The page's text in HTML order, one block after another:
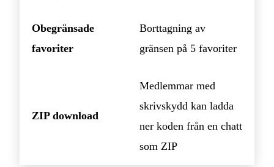
Obegränsade
favoriter
Borttagning av
gränsen på 5 favoriter
ZIP download
Medlemmar med
skrivskydd kan ladda
ner koden från en chatt
som ZIP